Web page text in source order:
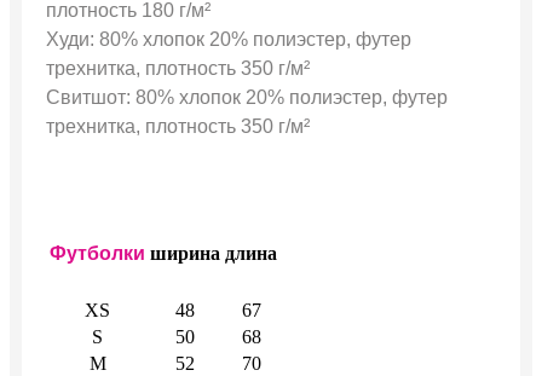
плотность 180 г/м²
Худи: 80% хлопок 20% полиэстер, футер
трехнитка, плотность 350 г/м²
Свитшот: 80% хлопок 20% полиэстер, футер
трехнитка, плотность 350 г/м²
Футболки ширина длина
XS 48
67
S
50
68
M
52
70